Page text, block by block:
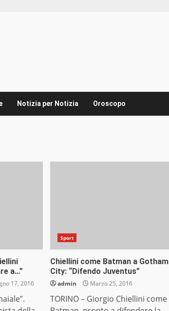
Notizia per Notizia Oroscopo
a…”
17, 2016
Sport
Chiellini come Batman a Gotham
City: “Difendo Juventus”
admin Marzo 25, 2016
TORINO – Giorgio Chiellini come